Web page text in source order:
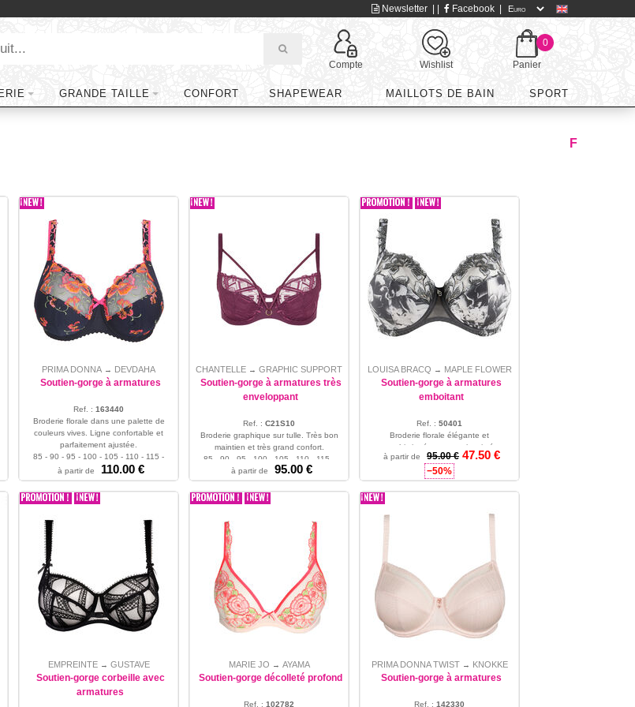
Newsletter Facebook
Compte Wishlist
0
Panier
GRANDE TAILLE CONFORT SHAPEWEAR MAILLOTS DE BAIN SPORT
F
PRIMA DONNA → DEVDAHA
Soutien-gorge à armatures
Ref. : 163440
Broderie florale dans une palette de
couleurs vives. Ligne confortable et
parfaitement ajustée.
85 - 90 - 95 - 100 - 105 - 110 - 115 -
120 - 125
à partir de 110.00 €
CHANTELLE → GRAPHIC SUPPORT
Soutien-gorge à armatures très
enveloppant
Ref. : C21S10
Broderie graphique sur tulle. Très bon
maintien et très grand confort.
85 - 90 - 95 - 100 - 105 - 110 - 115 -
120
à partir de 95.00 €
LOUISA BRACQ → MAPLE FLOWER
Soutien-gorge à armatures
emboitant
Ref. : 50401
Broderie florale élégante et
sophistiquée avec un imprimé
bicolore.
90 - 95 - 105 - 125
à partir de 95.00 € 47.50 €
−50%
EMPREINTE → GUSTAVE
Soutien-gorge corbeille avec
armatures
MARIE JO → AYAMA
Soutien-gorge décolleté profond
Ref. : 102782
PRIMA DONNA TWIST → KNOKKE
Soutien-gorge à armatures
Ref. : 142330